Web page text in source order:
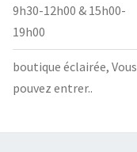
9h30-12h00 & 15h00-
19h00
boutique éclairée, Vous
pouvez entrer..